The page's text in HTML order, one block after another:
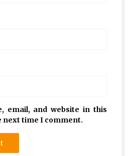
email, and website in this
next time I comment.